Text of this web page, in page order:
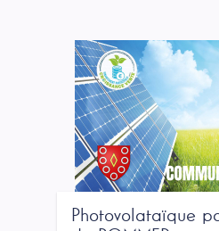
Photovolataïque